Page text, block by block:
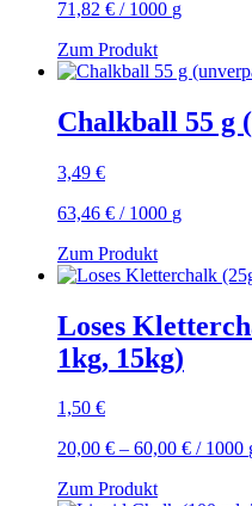
71,82 € / 1000 g
Zum Produkt
Chalkball 55 g
3,49 €
63,46 € / 1000 g
Zum Produkt
Loses
1kg, 15kg)
1,50 €
20,00 € – 60,00 € / 1000
Zum Produkt